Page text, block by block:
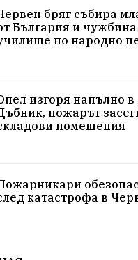
концерт
ПрогнозаЗаВремето
събрание
Избори
бряг събира
България и
по народно
изгоря напълно
пожарът
помещения
катастрофа в